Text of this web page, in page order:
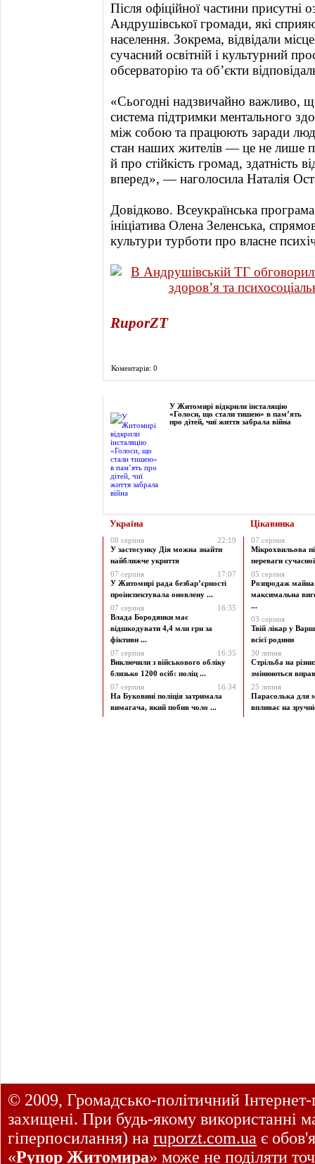
Після офіційної частини присутні
Андрушівської громади, які
населення. Зокрема, відвідали
сучасний освітній і культурний
обсерваторію та об’єкти
«Сьогодні надзвичайно важливо,
система підтримки ментального
між собою та працюють заради
стан наших жителів — це не лише
й про стійкість громад, здатність
вперед», — наголосила Наталія
Довідково. Всеукраїнська
ініціатива Олена Зеленська,
культури турботи про власне
RuporZT
Коментарів: 0
У Житомирі відкрили інсталяцію
«Голоси, що стали тишею» в пам’ять
про дітей, чиї життя забрала війна
Україна Цікавинка
08 серпня
22:19
У застосунку Дія можна знайти
найближче укриття
07 серпня
17:07
У Житомирі рада безбар’єрності
проінспектувала оновлену ...
07 серпня
16:35
Влада Бородянки має
відшкодувати 4,4 млн грн за
фіктивн ...
07 серпня
16:35
Виключили з військового обліку
близько 1200 осіб: поліц ...
07 серпня
16:34
На Буковині поліція затримала
вимагача, який побив чоло ...
07 серпня
Мікрохвильова
переваги
05 серпня
Розпродаж майна
максимальна
...
03 серпня
Твій лікар у
всієї родини
30 липня
Стрільба на
змінюються
25 липня
Парасолька для
впливає на
© 2009, Громадсько-політичний
захищені. При будь-якому використанні
гіперпосилання) на ruporzt.com.ua є
«Рупор Житомира» може не поділяти